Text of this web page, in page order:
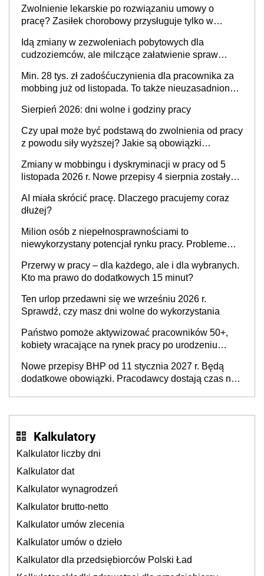
Zwolnienie lekarskie po rozwiązaniu umowy o
pracę? Zasiłek chorobowy przysługuje tylko w
stosunku pracy
Idą zmiany w zezwoleniach pobytowych dla
cudzoziemców, ale milczące załatwienie spraw
Min. 28 tys. zł zadośćuczynienia dla pracownika za
mobbing już od listopada. To także nieuzasadniona
Sierpień 2026: dni wolne i godziny pracy
Czy upał może być podstawą do zwolnienia od pracy
z powodu siły wyższej? Jakie są obowiązki
Zmiany w mobbingu i dyskryminacji w pracy od 5
listopada 2026 r. Nowe przepisy 4 sierpnia zostały
AI miała skrócić pracę. Dlaczego pracujemy coraz
dłużej?
Milion osób z niepełnosprawnościami to
niewykorzystany potencjał rynku pracy. Problemem
refundacji, ale bariery po stronie systemu i
świadomości pracodawców [WYWIAD]
Przerwy w pracy – dla każdego, ale i dla wybranych.
Kto ma prawo do dodatkowych 15 minut?
Ten urlop przedawni się we wrześniu 2026 r.
Sprawdź, czy masz dni wolne do wykorzystania
Państwo pomoże aktywizować pracowników 50+,
kobiety wracające na rynek pracy po urodzeniu
neuroatypowe. Powstanie Fundusz na rzecz
Inkluzywności w Zatrudnianiu?
Nowe przepisy BHP od 11 stycznia 2027 r. Będą
dodatkowe obowiązki. Pracodawcy dostają czas na
Kalkulatory
Kalkulator liczby dni
Kalkulator dat
Kalkulator wynagrodzeń
Kalkulator brutto-netto
Kalkulator umów zlecenia
Kalkulator umów o dzieło
Kalkulator dla przedsiębiorców Polski Ład